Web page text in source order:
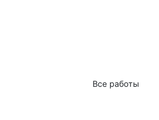
Все работы